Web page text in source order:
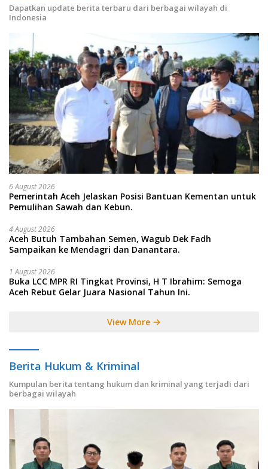
Dapatkan update berita terbaru dari berbagai wilayah di
Indonesia
6 August 2026
Pemerintah Aceh Jelaskan Posisi Bantuan Kementan untuk
Pemulihan Sawah dan Kebun.
4 August 2026
Aceh Butuh Tambahan Semen, Wagub Dek Fadh
Sampaikan ke Mendagri dan Danantara.
1 August 2026
Buka LCC MPR RI Tingkat Provinsi, H T Ibrahim: Semoga
Aceh Rebut Gelar Juara Nasional Tahun Ini.
View More
Berita Hukum & Kriminal
Kumpulan berita tentang hukum dan kriminal yang terjadi dari
berbagai wilayah